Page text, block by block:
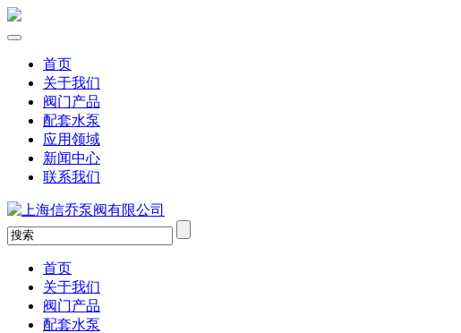
首页
关于我们
阀门产品
配套水泵
应用领域
新闻中心
联系我们
首页
关于我们
阀门产品
配套水泵